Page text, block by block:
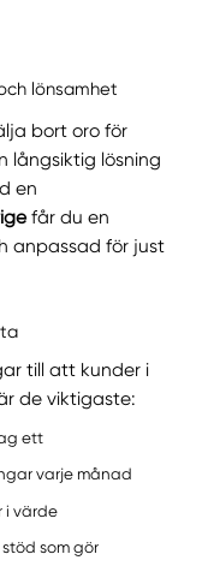
lönsamhet
bort oro för
långsiktig lösning
en
får du en
anpassad för just
till att kunder i
de viktigaste:
ett
varje månad
i värde
som gör